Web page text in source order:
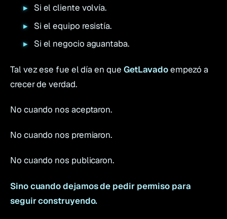
Si el cliente volvía.
Si el equipo resistía.
Si el negocio aguantaba.
Tal vez ese fue el día en que GetLavadoempezó a
crecer de verdad.
No cuando nos aceptaron.
No cuando nos premiaron.
No cuando nos publicaron.
Sino cuando dejamos de pedir permiso para
seguir construyendo.